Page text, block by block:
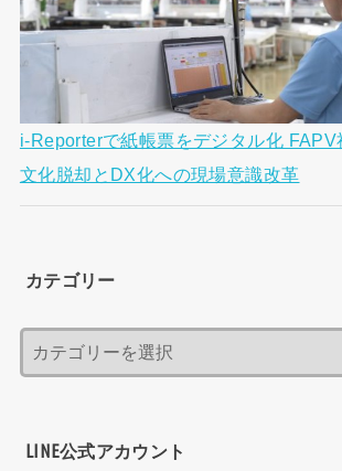
i-Reporterで紙帳票をデジタル化
文化脱却とDX化への現場意識改革
カテゴリー
LINE公式アカウント